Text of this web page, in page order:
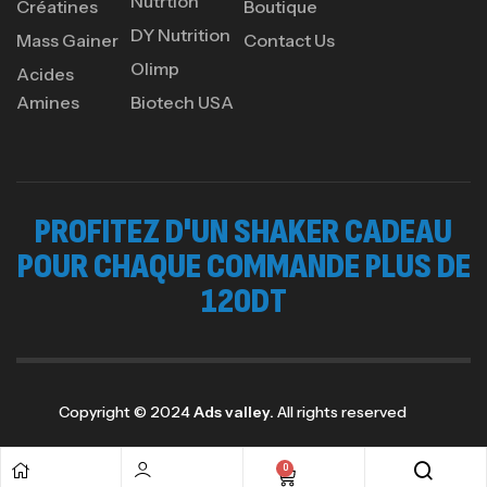
Protein Matrix – 2000g – 7Nutrition
PROTEIN
د.ت
Autres
0
Créatines
Mass Gainer
Acides
Amines
DY Nutrition
Olimp
Biotech USA
Boutique
Contact Us
PROFITEZ D'UN SHAKER CADEAU
POUR CHAQUE COMMANDE PLUS DE
120DT
Copyright © 2024Ads valley. All rights reserved